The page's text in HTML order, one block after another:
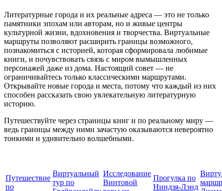
Литературные города и их реальные адреса — это не только
памятники эпохам или авторам, но и живые центры
культурной жизни, вдохновения и творчества. Виртуальные
маршруты позволяют расширить границы возможного,
познакомиться с историей, которая сформировала любимые
книги, и почувствовать связь с миром вымышленных
персонажей даже из дома. Настоящий совет — не
ограничивайтесь только классическими маршрутами.
Открывайте новые города и места, потому что каждый из них
способен рассказать свою увлекательную литературную
историю.
Путешествуйте через страницы книг и по реальному миру —
ведь границы между ними зачастую оказываются невероятно
тонкими и удивительно волшебными.
Путешествие
по
Виртуальный
тур по
Исследование
Винтовой
Прогулка по
Ниндзя-Лэнд